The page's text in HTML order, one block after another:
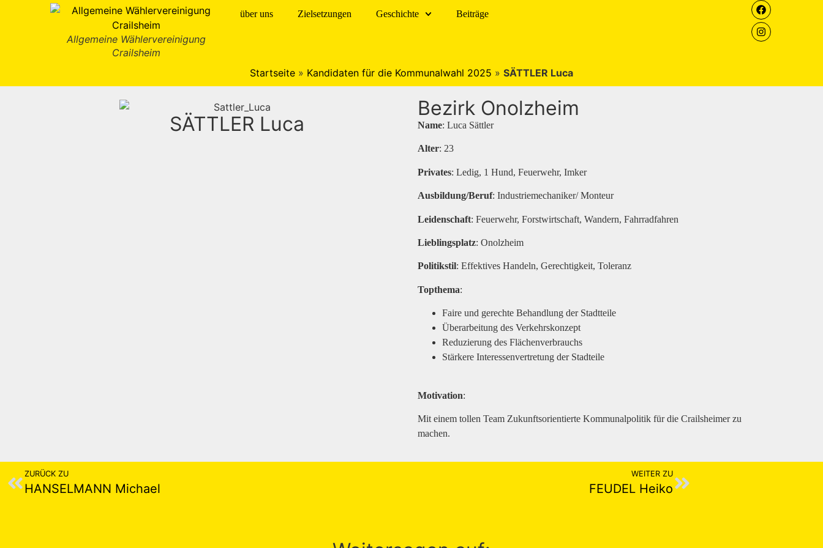
Allgemeine Wählervereinigung
Crailsheim
über uns Zielsetzungen Geschichte Beiträge
Startseite » Kandidaten für die Kommunalwahl 2025 » SÄTTLER Luca
SÄTTLER Luca
Bezirk Onolzheim
Name: Luca Sättler
Alter: 23
Privates: Ledig, 1 Hund, Feuerwehr, Imker
Ausbildung/Beruf: Industriemechaniker/ Monteur
Leidenschaft: Feuerwehr, Forstwirtschaft, Wandern, Fahrradfahren
Lieblingsplatz: Onolzheim
Politikstil: Effektives Handeln, Gerechtigkeit, Toleranz
Topthema:
Faire und gerechte Behandlung der Stadtteile
Überarbeitung des Verkehrskonzept
Reduzierung des Flächenverbrauchs
Stärkere Interessenvertretung der Stadteile
Motivation:
Mit einem tollen Team Zukunftsorientierte Kommunalpolitik für die Crailsheimer zu
machen.
ZURÜCK ZU
HANSELMANN Michael
WEITER ZU
FEUDEL Heiko